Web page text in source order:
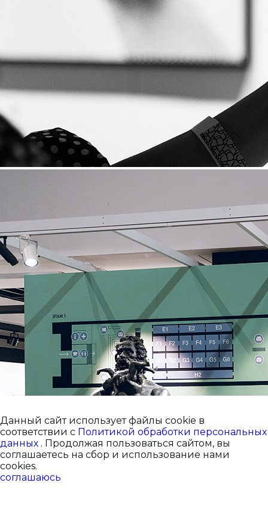
Данный сайт использует файлы cookie в
соответствии с Политикой обработки персональных
данных . Продолжая пользоваться сайтом, вы
соглашаетесь на сбор и использование нами
cookies.
соглашаюсь